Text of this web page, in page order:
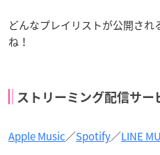
どんなプレイリストが公開さ
ね！
ストリーミング配信サー
Apple Music／Spotify／LINE